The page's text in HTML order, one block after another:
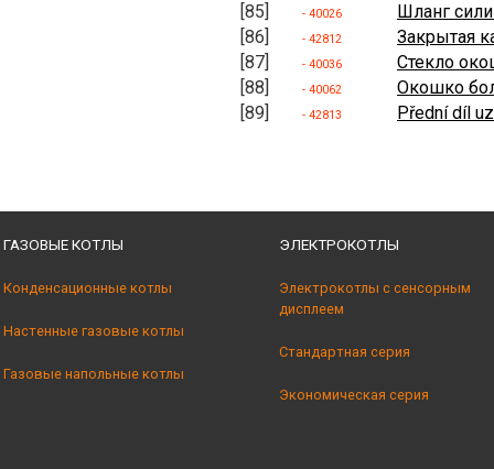
[85]
- 40026
Шланг
[86]
- 42812
Закрытая
[87]
- 40036
Стекло
[88]
- 40062
Окошко
[89]
- 42813 Přední díl
ГАЗОВЫЕ КОТЛЫ
Конденсационные котлы
Настенные газовые котлы
Газовые напольные котлы
ЭЛЕКТРОКОТЛЫ
Электрокотлы с сенсорным
дисплеем
Стандартная серия
Экономическая серия